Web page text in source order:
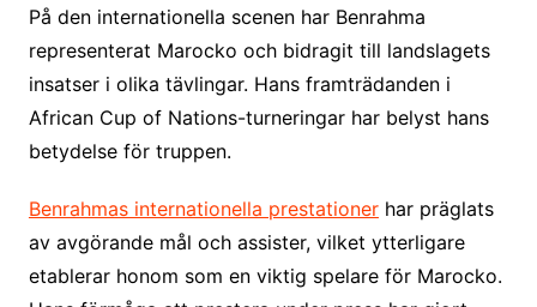
På den internationella scenen har Benrahma
representerat Marocko och bidragit till landslagets
insatser i olika tävlingar. Hans framträdanden i
African Cup of Nations-turneringar har belyst hans
betydelse för truppen.
Benrahmas internationella prestationerhar präglats
av avgörande mål och assister, vilket ytterligare
etablerar honom som en viktig spelare för Marocko.